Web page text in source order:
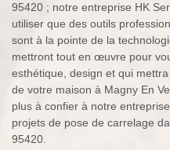
95420 ; notre entreprise HK
utiliser que des outils
sont à la pointe de la
mettront tout en œuvre pour
esthétique, design et qui
de votre maison à Magny En
plus à confier à notre
projets de pose de carrelage
95420.